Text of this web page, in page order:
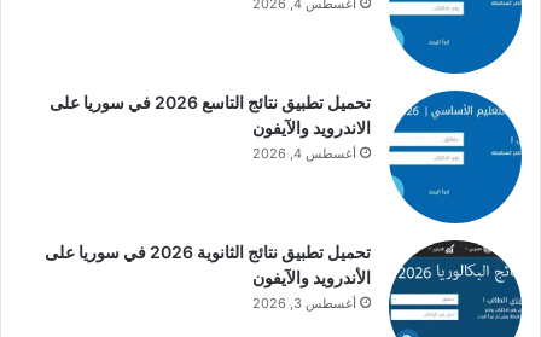
تحميل تطبيق نتائج التاسع 2026 في سوريا على
الاندرويد والآيفون
أغسطس 4, 2026
تحميل تطبيق نتائج الثانوية 2026 في سوريا على
الأندرويد والآيفون
أغسطس 3, 2026